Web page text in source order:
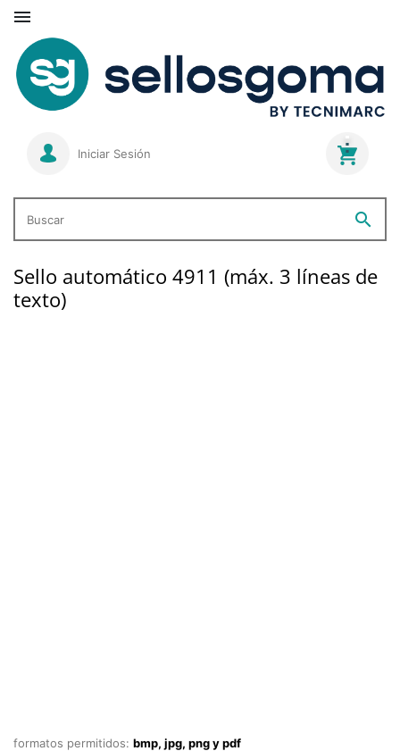

Iniciar Sesión
Buscar
search
Sello automático 4911 (máx. 3 líneas de
texto)
formatos permitidos: bmp, jpg, png y pdf